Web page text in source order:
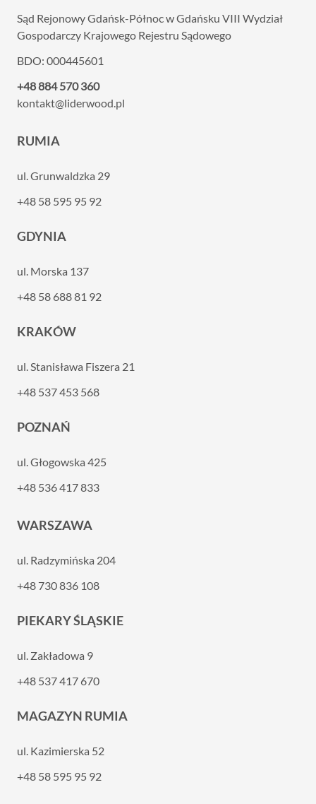
Sąd Rejonowy Gdańsk-Północ w Gdańsku VIII Wydział
Gospodarczy Krajowego Rejestru Sądowego
BDO: 000445601
+48 884 570 360
kontakt@liderwood.pl
RUMIA
ul. Grunwaldzka 29
+48 58 595 95 92
GDYNIA
ul. Morska 137
+48 58 688 81 92
KRAKÓW
ul. Stanisława Fiszera 21
+48 537 453 568
POZNAŃ
ul. Głogowska 425
+48 536 417 833
WARSZAWA
ul. Radzymińska 204
+48 730 836 108
PIEKARY ŚLĄSKIE
ul. Zakładowa 9
+48 537 417 670
MAGAZYN RUMIA
ul. Kazimierska 52
+48 58 595 95 92